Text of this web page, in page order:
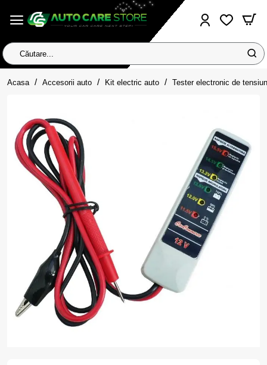
Căutare...
Acasa homeAccesorii auto Kit electric auto Tester electronic de